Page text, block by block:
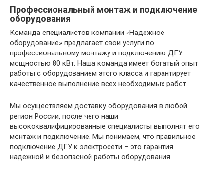
Профессиональный монтаж и подключение
оборудования
Команда специалистов компании «Надежное
оборудование» предлагает свои услуги по
профессиональному монтажу и подключению ДГУ
мощностью 80 кВт. Наша команда имеет богатый опыт
работы с оборудованием этого класса и гарантирует
качественное выполнение всех необходимых работ.
Мы осуществляем доставку оборудования в любой
регион России, после чего наши
высококвалифицированные специалисты выполнят его
монтаж и подключение. Мы понимаем, что правильное
подключение ДГУ к электросети – это гарантия
надежной и безопасной работы оборудования.